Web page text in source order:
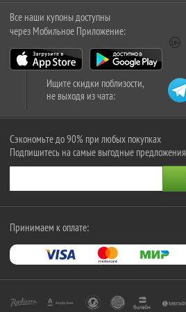
Все наши купоны доступны
через Мобильное Приложение:
Ищите скидки поблизости,
не выходя из чата:
Сэкономьте до 90% при любых покупках
Подпишитесь на самые выгодные предложения
Принимаем к оплате: